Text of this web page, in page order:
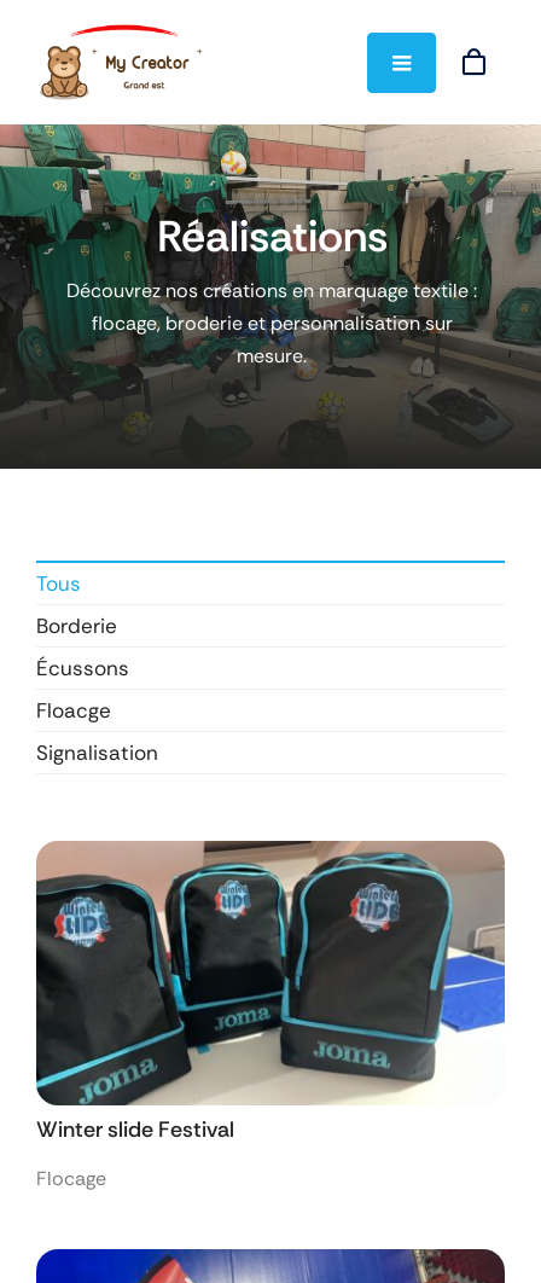
content
Réalisations
Découvrez nos créations en marquage textile :
flocage, broderie et personnalisation sur
mesure.
Tous
Borderie
Écussons
Floacge
Signalisation
Winter slide Festival
Flocage